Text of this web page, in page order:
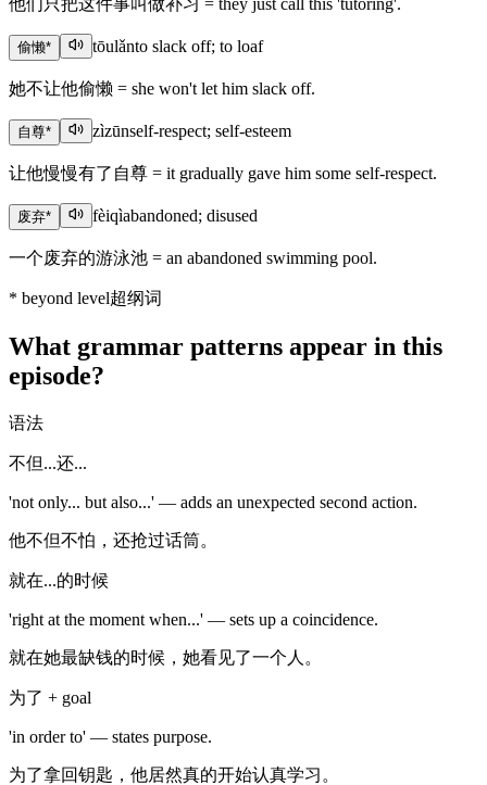
他们只把这件事叫做补习 = they just call this 'tutoring'.
偷懒* tōulǎnto slack off; to loaf
她不让他偷懒 = she won't let him slack off.
自尊* zìzūnself-respect; self-esteem
让他慢慢有了自尊 = it gradually gave him some self-respect.
废弃* fèiqìabandoned; disused
一个废弃的游泳池 = an abandoned swimming pool.
* beyond level超纲词
What grammar patterns appear in this
episode?
语法
不但...还...
'not only... but also...' — adds an unexpected second action.
他不但不怕，还抢过话筒。
就在...的时候
'right at the moment when...' — sets up a coincidence.
就在她最缺钱的时候，她看见了一个人。
为了 + goal
'in order to' — states purpose.
为了拿回钥匙，他居然真的开始认真学习。